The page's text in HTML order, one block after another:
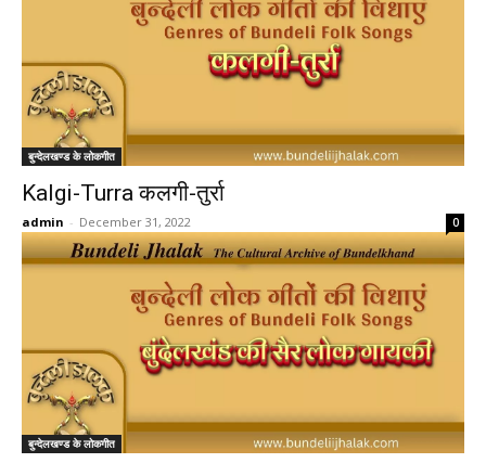
बुन्देलखण्ड के लोकगीत
Kalgi-Turra कलगी-तुर्रा
admin - December 31, 2022 0
बुन्देलखण्ड के लोकगीत